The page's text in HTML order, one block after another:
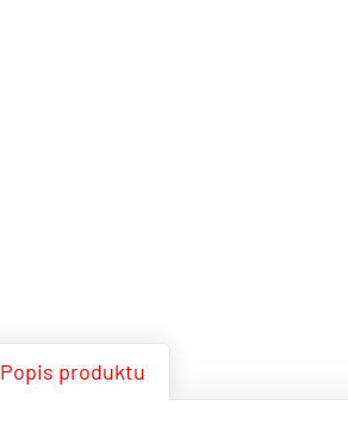
Popis produktu